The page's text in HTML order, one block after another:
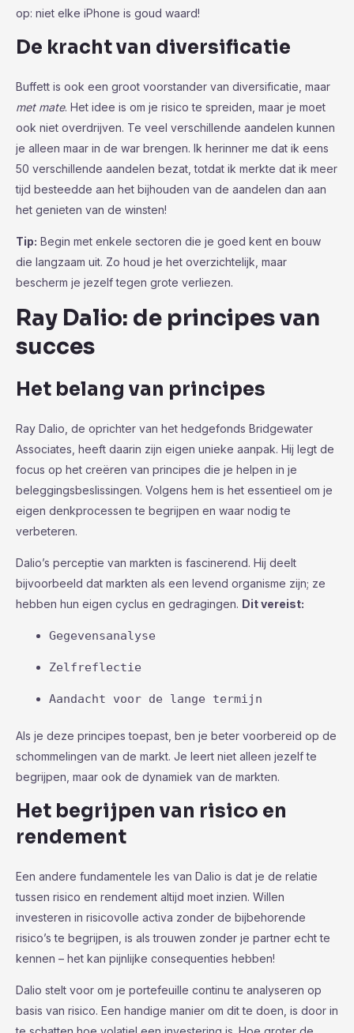
op: niet elke iPhone is goud waard!
De kracht van diversificatie
Buffett is ook een groot voorstander van diversificatie, maar
met mate. Het idee is om je risico te spreiden, maar je moet
ook niet overdrijven. Te veel verschillende aandelen kunnen
je alleen maar in de war brengen. Ik herinner me dat ik eens
50 verschillende aandelen bezat, totdat ik merkte dat ik meer
tijd besteedde aan het bijhouden van de aandelen dan aan
het genieten van de winsten!
Tip: Begin met enkele sectoren die je goed kent en bouw
die langzaam uit. Zo houd je het overzichtelijk, maar
bescherm je jezelf tegen grote verliezen.
Ray Dalio: de principes van
succes
Het belang van principes
Ray Dalio, de oprichter van het hedgefonds Bridgewater
Associates, heeft daarin zijn eigen unieke aanpak. Hij legt de
focus op het creëren van principes die je helpen in je
beleggingsbeslissingen. Volgens hem is het essentieel om je
eigen denkprocessen te begrijpen en waar nodig te
verbeteren.
Dalio’s perceptie van markten is fascinerend. Hij deelt
bijvoorbeeld dat markten als een levend organisme zijn; ze
hebben hun eigen cyclus en gedragingen. Dit vereist:
Gegevensanalyse
Zelfreflectie
Aandacht voor de lange termijn
Als je deze principes toepast, ben je beter voorbereid op de
schommelingen van de markt. Je leert niet alleen jezelf te
begrijpen, maar ook de dynamiek van de markten.
Het begrijpen van risico en
rendement
Een andere fundamentele les van Dalio is dat je de relatie
tussen risico en rendement altijd moet inzien. Willen
investeren in risicovolle activa zonder de bijbehorende
risico’s te begrijpen, is als trouwen zonder je partner echt te
kennen – het kan pijnlijke consequenties hebben!
Dalio stelt voor om je portefeuille continu te analyseren op
basis van risico. Een handige manier om dit te doen, is door in